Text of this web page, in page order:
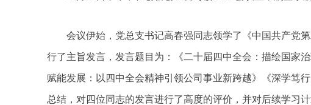
会议伊始，党总支书记高春强同志领学了《中国共产党
行了主旨发言，发言题目为：《二十届四中全会：描绘国家
赋能发展：以四中全会精神引领公司事业新跨越》《深学笃
总结，对四位同志的发言进行了高度的评价，并对后续学习计